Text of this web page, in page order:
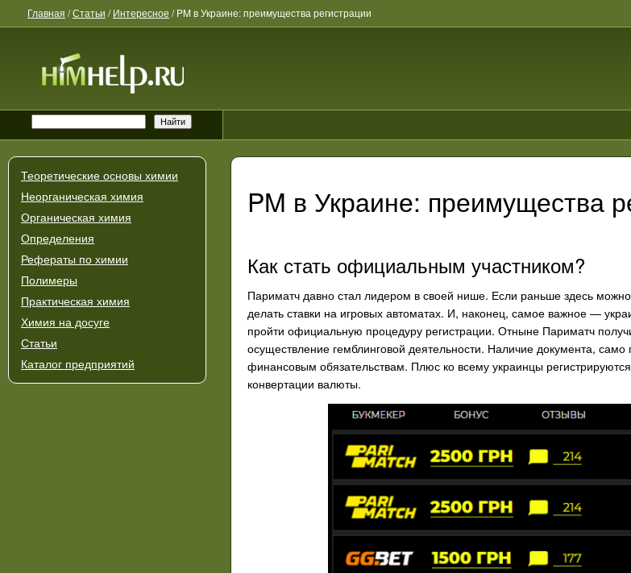
Главная /Статьи /Интересное /PM в Украине: преимущества регистрации
Теоретические основы химии
Неорганическая химия
Органическая химия
Определения
Рефераты по химии
Полимеры
Практическая химия
Химия на досуге
Статьи
Каталог предприятий
PM в Украине: преимущества
Как стать официальным участником?
Париматч давно стал лидером в своей нише. Если раньше здесь
делать ставки на игровых автоматах. И, наконец, самое важное —
пройти официальную процедуру регистрации. Отныне Париматч
осуществление гемблинговой деятельности. Наличие документа,
финансовым обязательствам. Плюс ко всему украинцы
конвертации валюты.